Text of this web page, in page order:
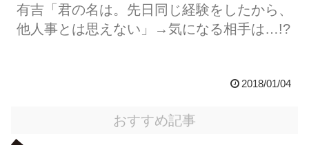
有吉「君の名は。先日同じ経験をしたから、
他人事とは思えない」→気になる相手は…!?
2018/01/04
おすすめ記事